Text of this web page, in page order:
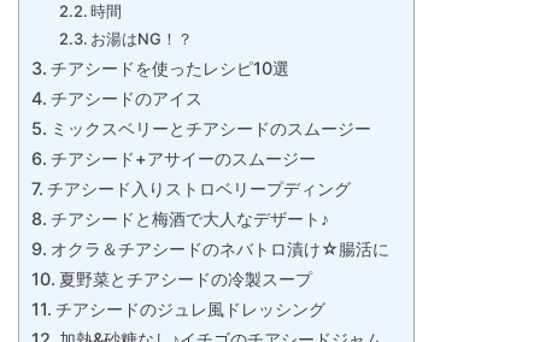
時間
お湯はNG！？
チアシードを使ったレシピ10選
チアシードのアイス
ミックスベリーとチアシードのスムージー
チアシード+アサイーのスムージー
チアシード入りストロベリープディング
チアシードと梅酒で大人なデザート♪
オクラ＆チアシードのネバトロ漬け☆腸活に
夏野菜とチアシードの冷製スープ
チアシードのジュレ風ドレッシング